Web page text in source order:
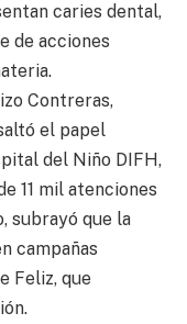
caries dental,
de acciones
Contreras,
el papel
del Niño DIFH,
11 mil atenciones
subrayó que la
campañas
Feliz, que